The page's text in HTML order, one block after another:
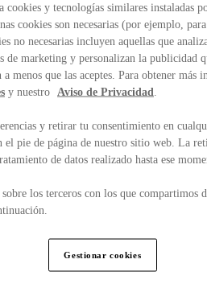
tones and sport jerseys
cookies y tecnologías similares instaladas
cookies son necesarias (por ejemplo,
no necesarias incluyen aquellas que
de marketing y personalizan la publicidad
a menos que las aceptes. Para obtener más
y nuestro Aviso de Privacidad
y retirar tu consentimiento en
el pie de página de nuestro sitio web. La
de datos realizado hasta ese
los terceros con los que compartimos
Gestionar cookies